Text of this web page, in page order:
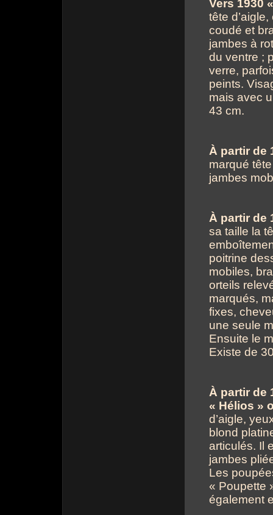
Vers 1930
tête
coudé et
jambes à
du ventre ;
verre,
peints.
mais avec
43 cm.
À partir de
marqué
jambes
À partir de
sa taille la
poitrine
mobiles,
orteils
marqués,
fixes,
une seule
Ensuite le
Existe de
À partir de
« Hélios »
d’aigle,
blond
articulés. Il
jambes
Les
« Poupette
également